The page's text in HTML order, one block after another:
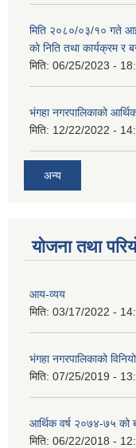
मिति २०८०/०३/१० गते
को निति तथा कार्यक्रम र
मिति: 06/25/2023 -
भंगहा नगरपालिकाको
मिति: 12/22/2022 -
अन्य
योजना तथा
आय-व्यय
मिति: 03/17/2022 -
भंगहा नगरपालिकाको
मिति: 07/25/2019 -
आर्थिक वर्ष २०७४-७५ को
मिति: 06/22/2018 -